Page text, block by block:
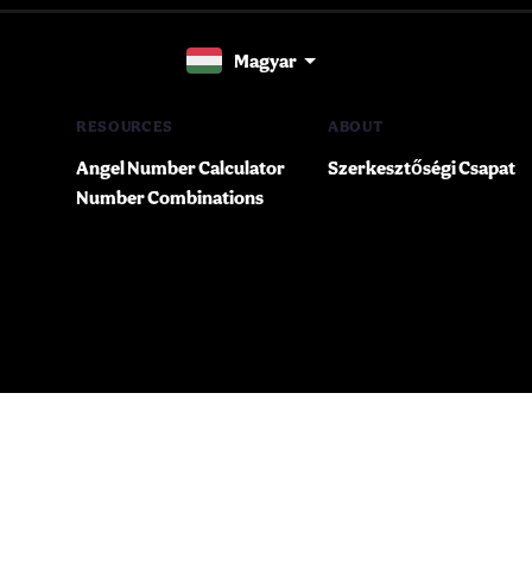
Magyar
RESOURCES
Angel Number Calculator
Number Combinations
ABOUT
Szerkesztőségi Csapat